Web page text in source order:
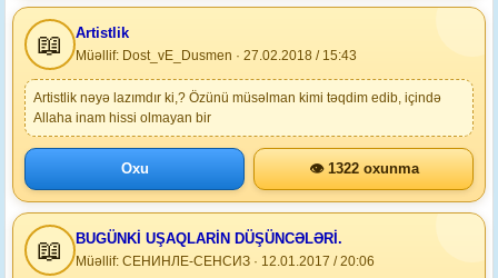
📖 Artistlik
Müəllif: Dost_vE_Dusmen · 27.02.2018 / 15:43
Artistlik nəyə lazımdır ki,? Özünü müsəlman kimi təqdim edib, içində
Allaha inam hissi olmayan bir
Oxu 👁 1322 oxunma
📖 BUGÜNKİ UŞAQLARİN DÜŞÜNCƏLƏRİ.
Müəllif: СЕНИНЛЕ-СЕНСИЗ · 12.01.2017 / 20:06